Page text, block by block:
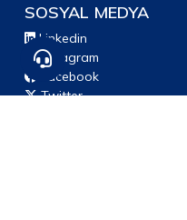
SOSYAL MEDYA
Linkedin
Instagram
Facebook
Twitter